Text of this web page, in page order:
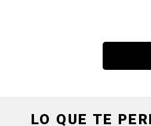
LO QUE TE